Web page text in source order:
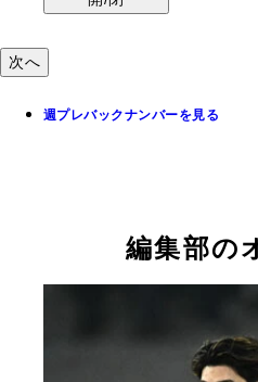
開/閉
次へ
週プレバックナンバーを見る
編集部の